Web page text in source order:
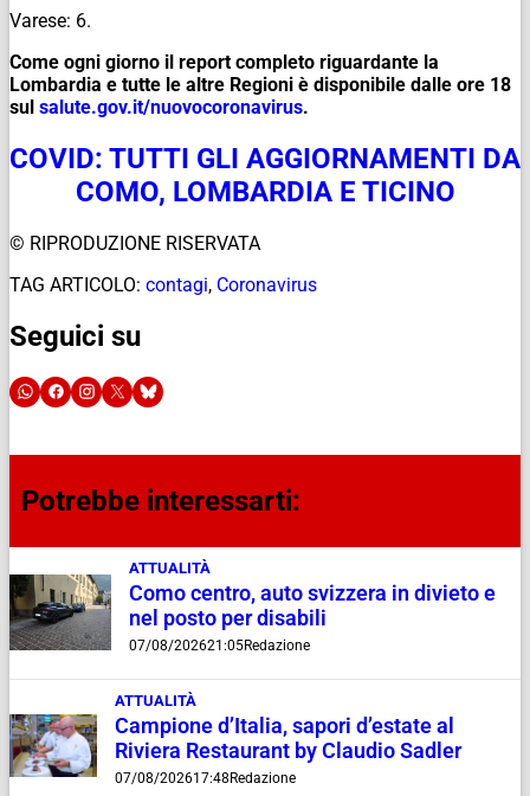
Varese: 6.
Come ogni giorno il report completo riguardante la
Lombardia e tutte le altre Regioni è disponibile dalle ore 18
sul salute.gov.it/nuovocoronavirus.
COVID: TUTTI GLI AGGIORNAMENTI DA
COMO, LOMBARDIA E TICINO
© RIPRODUZIONE RISERVATA
TAG ARTICOLO: contagi, Coronavirus
Seguici su
Potrebbe interessarti:
ATTUALITÀ
Como centro, auto svizzera in divieto e
nel posto per disabili
07/08/202621:05Redazione
ATTUALITÀ
Campione d’Italia, sapori d’estate al
Riviera Restaurant by Claudio Sadler
07/08/202617:48Redazione